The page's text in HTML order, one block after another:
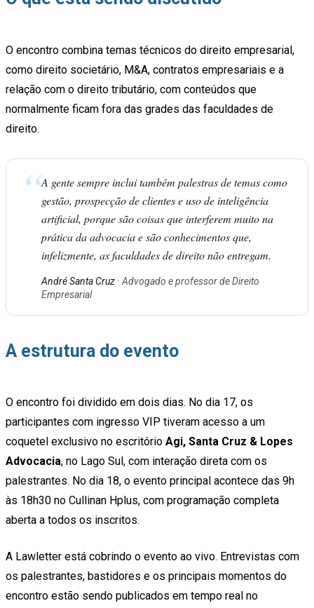
O encontro combina temas técnicos do direito empresarial,
como direito societário, M&A, contratos empresariais e a
relação com o direito tributário, com conteúdos que
normalmente ficam fora das grades das faculdades de
direito.
“A gente sempre inclui também palestras de temas como
gestão, prospecção de clientes e uso de inteligência
artificial, porque são coisas que interferem muito na
prática da advocacia e são conhecimentos que,
infelizmente, as faculdades de direito não entregam.
André Santa Cruz · Advogado e professor de Direito
Empresarial
A estrutura do evento
O encontro foi dividido em dois dias. No dia 17, os
participantes com ingresso VIP tiveram acesso a um
coquetel exclusivo no escritório Agi, Santa Cruz & Lopes
Advocacia, no Lago Sul, com interação direta com os
palestrantes. No dia 18, o evento principal acontece das 9h
às 18h30 no Cullinan Hplus, com programação completa
aberta a todos os inscritos.
A Lawletter está cobrindo o evento ao vivo. Entrevistas com
os palestrantes, bastidores e os principais momentos do
encontro estão sendo publicados em tempo real no